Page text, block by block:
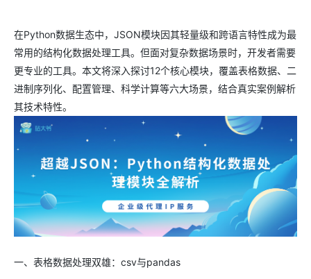
在Python数据生态中，JSON模块因其轻量级和跨语言特性成为最
常用的结构化数据处理工具。但面对复杂数据场景时，开发者需要
更专业的工具。本文将深入探讨12个核心模块，覆盖表格数据、二
进制序列化、配置管理、科学计算等六大场景，结合真实案例解析
其技术特性。
一、表格数据处理双雄：csv与pandas